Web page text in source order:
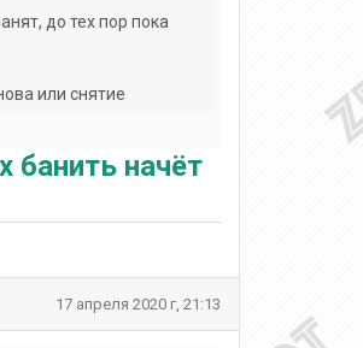
до тех пор пока
или снятие
банить начёт
17 апреля 2020 г, 21:13